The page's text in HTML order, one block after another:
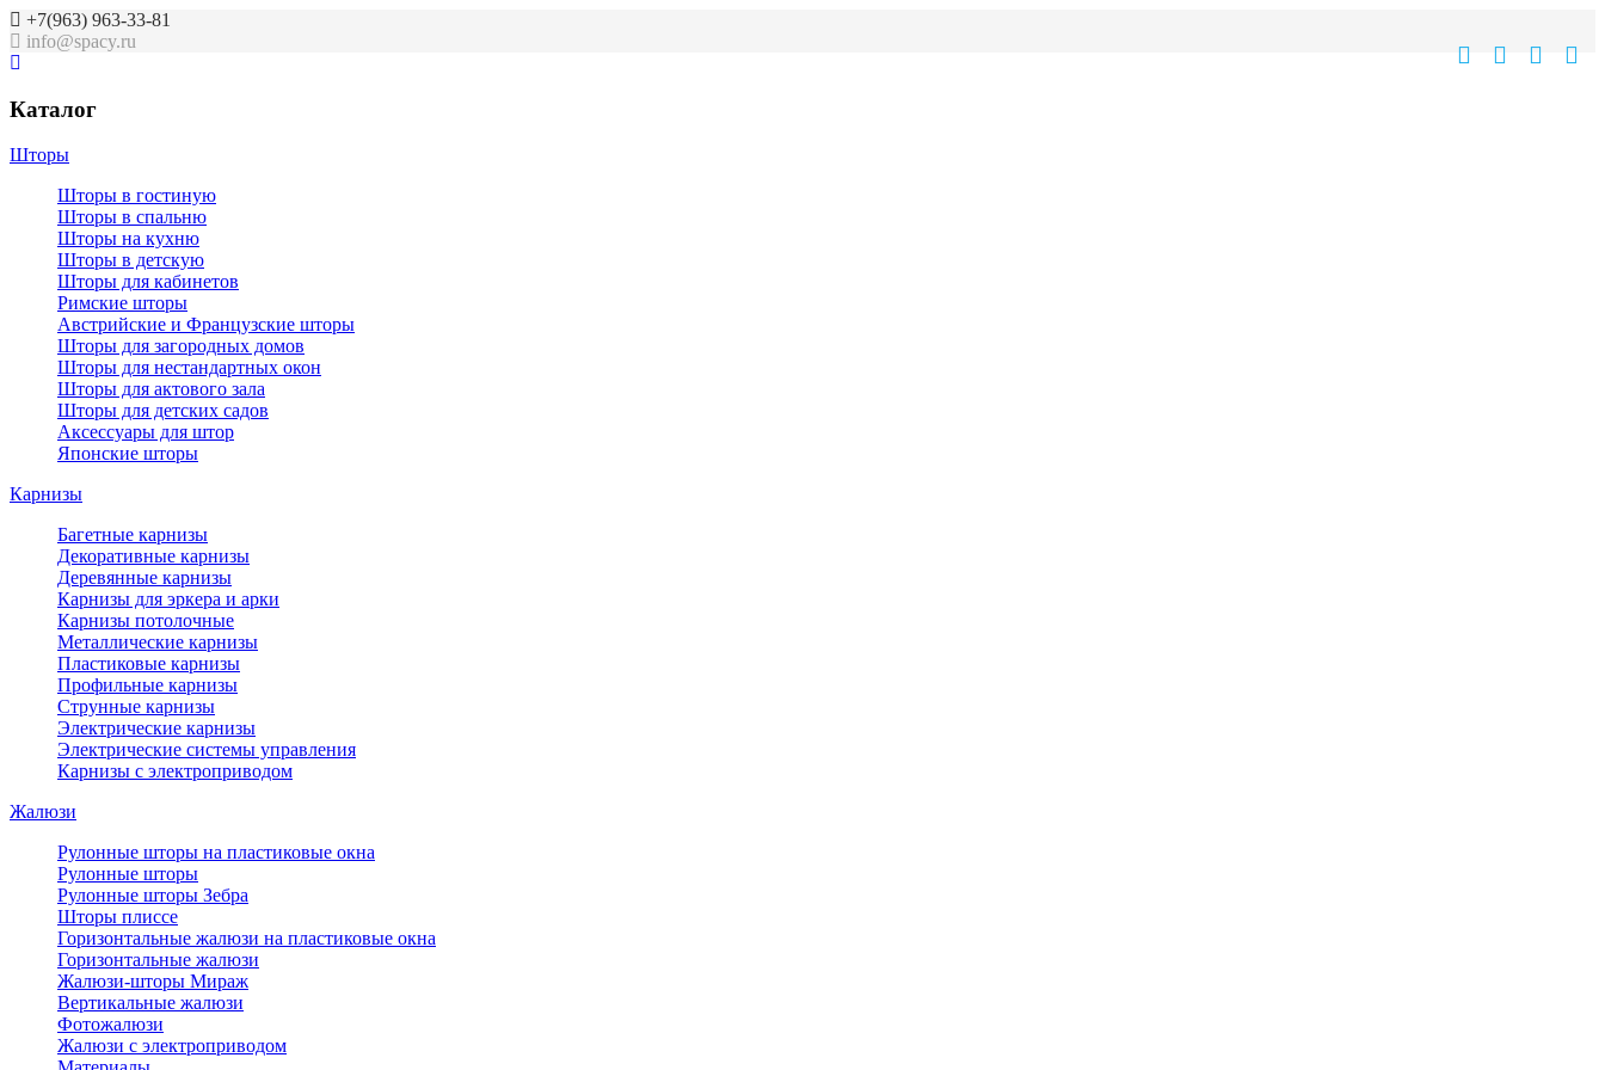
+7(963) 963-33-81
info@spacy.ru
Каталог
Шторы
Шторы в гостиную
Шторы в спальню
Шторы на кухню
Шторы в детскую
Шторы для кабинетов
Римские шторы
Австрийские и Французские шторы
Шторы для загородных домов
Шторы для нестандартных окон
Шторы для актового зала
Шторы для детских садов
Аксессуары для штор
Японские шторы
Карнизы
Багетные карнизы
Декоративные карнизы
Деревянные карнизы
Карнизы для эркера и арки
Карнизы потолочные
Металлические карнизы
Пластиковые карнизы
Профильные карнизы
Струнные карнизы
Электрические карнизы
Электрические системы управления
Карнизы с электроприводом
Жалюзи
Рулонные шторы на пластиковые окна
Рулонные шторы
Рулонные шторы Зебра
Шторы плиссе
Горизонтальные жалюзи на пластиковые окна
Горизонтальные жалюзи
Жалюзи-шторы Мираж
Вертикальные жалюзи
Фотожалюзи
Жалюзи с электроприводом